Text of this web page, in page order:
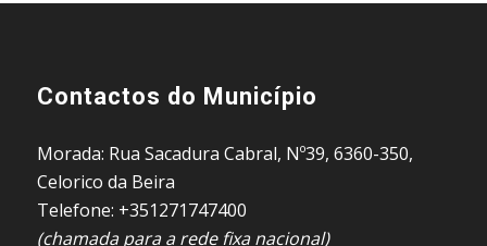
Contactos do Município
Morada: Rua Sacadura Cabral, Nº39, 6360-350,
Celorico da Beira
Telefone: +351271747400
(chamada para a rede fixa nacional)